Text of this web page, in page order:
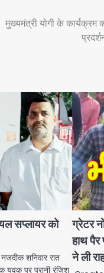
मुख्यमंत्री योगी के कार्यक्रम
सप्लायर को
शनिवार रात
युवक पर पुरानी रंजिश
ग्रेटर
हाथ
ने ली